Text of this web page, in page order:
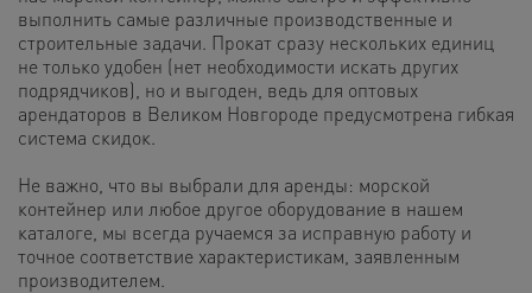
выполнить самые различные производственные и
строительные задачи. Прокат сразу нескольких единиц
не только удобен (нет необходимости искать других
подрядчиков), но и выгоден, ведь для оптовых
арендаторов в Великом Новгороде предусмотрена гибкая
система скидок.
Не важно, что вы выбрали для аренды: морской
контейнер или любое другое оборудование в нашем
каталоге, мы всегда ручаемся за исправную работу и
точное соответствие характеристикам, заявленным
производителем.